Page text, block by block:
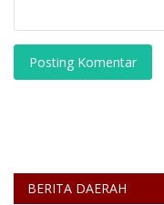
Posting Komentar
BERITA DAERAH